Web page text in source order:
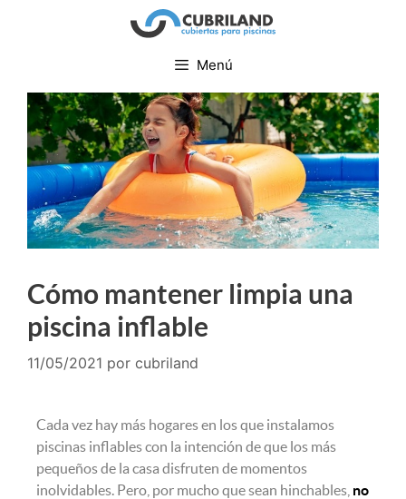
Menú
Cómo mantener limpia una
piscina inflable
11/05/2021 por cubriland
Cada vez hay más hogares en los que instalamos
piscinas inflables con la intención de que los más
pequeños de la casa disfruten de momentos
inolvidables. Pero, por mucho que sean hinchables, no